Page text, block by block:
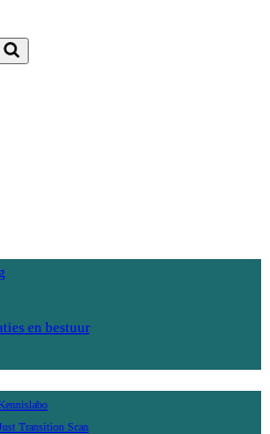
en bestuur
Transition Scan